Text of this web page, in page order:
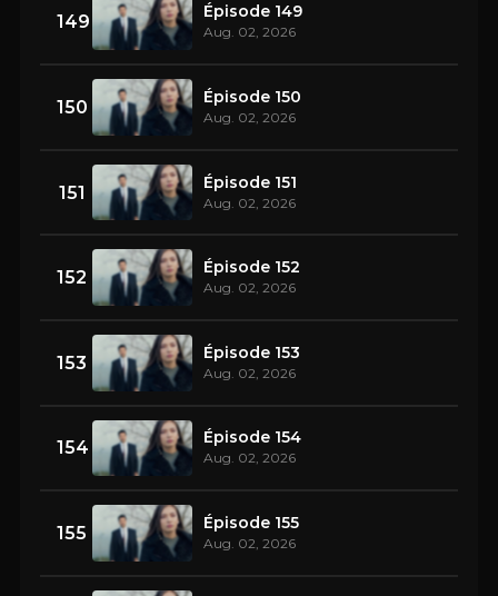
149 Épisode 149
Aug. 02, 2026
150 Épisode 150
Aug. 02, 2026
151 Épisode 151
Aug. 02, 2026
152 Épisode 152
Aug. 02, 2026
153 Épisode 153
Aug. 02, 2026
154 Épisode 154
Aug. 02, 2026
155 Épisode 155
Aug. 02, 2026